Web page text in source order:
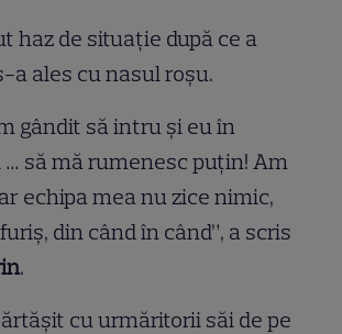
haz de situație după ce a
a ales cu nasul roșu.
gândit să intru și eu în
să mă rumenesc puțin! Am
echipa mea nu zice nimic,
din când în când”, a scris
.
cu urmăritorii săi de pe